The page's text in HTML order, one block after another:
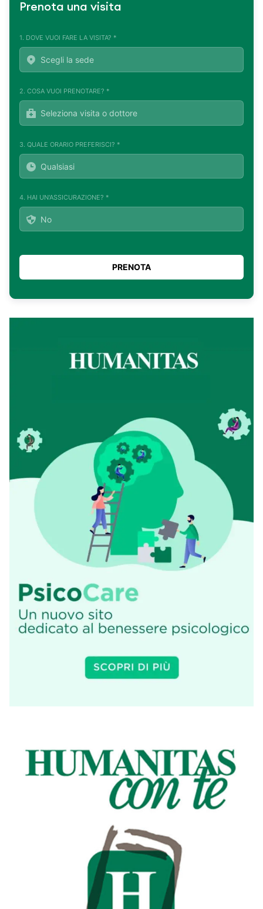
Prenota una visita
1. DOVE VUOI FARE LA VISITA? *
2. COSA VUOI PRENOTARE? *
3. QUALE ORARIO PREFERISCI? *
4. HAI UN'ASSICURAZIONE? *